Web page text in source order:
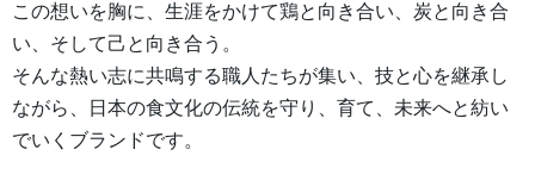
この想いを胸に、生涯をかけて鶏と向き合い、炭と向き合
い、そして己と向き合う。
そんな熱い志に共鳴する職人たちが集い、技と心を継承し
ながら、日本の食文化の伝統を守り、育て、未来へと紡い
でいくブランドです。